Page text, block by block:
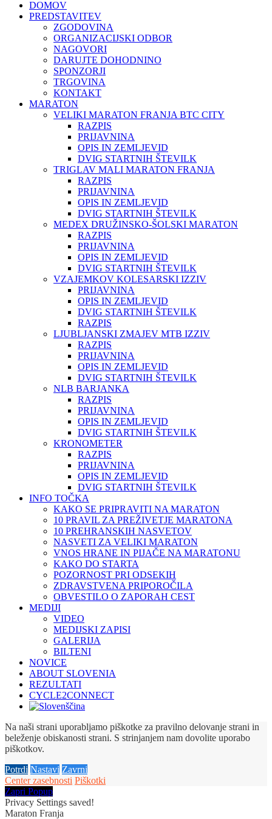
DOMOV
PREDSTAVITEV
ZGODOVINA
ORGANIZACIJSKI ODBOR
NAGOVORI
DARUJTE DOHODNINO
SPONZORJI
TRGOVINA
KONTAKT
MARATON
VELIKI MARATON FRANJA BTC CITY
RAZPIS
PRIJAVNINA
OPIS IN ZEMLJEVID
DVIG STARTNIH ŠTEVILK
TRIGLAV MALI MARATON FRANJA
RAZPIS
PRIJAVNINA
OPIS IN ZEMLJEVID
DVIG STARTNIH ŠTEVILK
MEDEX DRUŽINSKO-ŠOLSKI MARATON
RAZPIS
PRIJAVNINA
OPIS IN ZEMLJEVID
DVIG STARTNIH ŠTEVILK
VZAJEMKOV KOLESARSKI IZZIV
PRIJAVNINA
OPIS IN ZEMLJEVID
DVIG STARTNIH ŠTEVILK
RAZPIS
LJUBLJANSKI ZMAJEV MTB IZZIV
RAZPIS
PRIJAVNINA
OPIS IN ZEMLJEVID
DVIG STARTNIH ŠTEVILK
NLB BARJANKA
RAZPIS
PRIJAVNINA
OPIS IN ZEMLJEVID
DVIG STARTNIH ŠTEVILK
KRONOMETER
RAZPIS
PRIJAVNINA
OPIS IN ZEMLJEVID
DVIG STARTNIH ŠTEVILK
INFO TOČKA
KAKO SE PRIPRAVITI NA MARATON
10 PRAVIL ZA PREŽIVETJE MARATONA
10 PREHRANSKIH NASVETOV
NASVETI ZA VELIKI MARATON
VNOS HRANE IN PIJAČE NA MARATONU
KAKO DO STARTA
POZORNOST PRI ODSEKIH
ZDRAVSTVENA PRIPOROČILA
OBVESTILO O ZAPORAH CEST
MEDIJI
VIDEO
MEDIJSKI ZAPISI
GALERIJA
BILTENI
NOVICE
ABOUT SLOVENIA
REZULTATI
CYCLE2CONNECT
Na naši strani uporabljamo piškotke za pravilno delovanje strani in
beleženje obiskanosti strani. S strinjanjem nam dovolite uporabo
piškotkov.
Potrdi Nastavi Zavrni
Center zasebnosti Piškotki
Zapri Popup
Privacy Settings saved!
Maraton Franja